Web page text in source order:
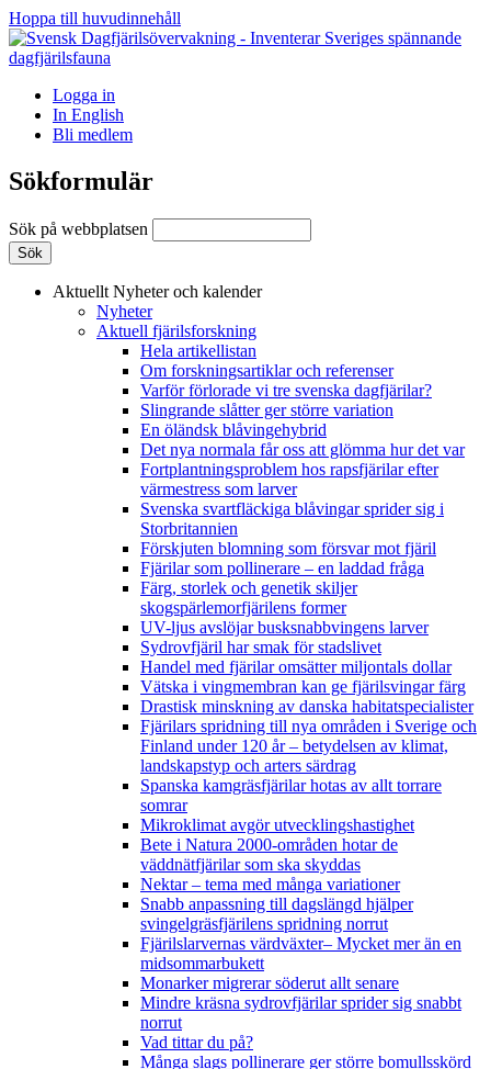
Hoppa till huvudinnehåll
Logga in
In English
Bli medlem
Sökformulär
Sök på webbplatsen
Aktuellt Nyheter och kalender
Nyheter
Aktuell fjärilsforskning
Hela artikellistan
Om forskningsartiklar och referenser
Varför förlorade vi tre svenska dagfjärilar?
Slingrande slåtter ger större variation
En öländsk blåvingehybrid
Det nya normala får oss att glömma hur det var
Fortplantningsproblem hos rapsfjärilar efter
värmestress som larver
Svenska svartfläckiga blåvingar sprider sig i
Storbritannien
Förskjuten blomning som försvar mot fjäril
Fjärilar som pollinerare – en laddad fråga
Färg, storlek och genetik skiljer
skogspärlemorfjärilens former
UV-ljus avslöjar busksnabbvingens larver
Sydrovfjäril har smak för stadslivet
Handel med fjärilar omsätter miljontals dollar
Vätska i vingmembran kan ge fjärilsvingar färg
Drastisk minskning av danska habitatspecialister
Fjärilars spridning till nya områden i Sverige och
Finland under 120 år– betydelsen av klimat,
landskapstyp och arters särdrag
Spanska kamgräsfjärilar hotas av allt torrare
somrar
Mikroklimat avgör utvecklingshastighet
Bete i Natura 2000-områden hotar de
väddnätfjärilar som ska skyddas
Nektar – tema med många variationer
Snabb anpassning till dagslängd hjälper
svingelgräsfjärilens spridning norrut
Fjärilslarvernas värdväxter– Mycket mer än en
midsommarbukett
Monarker migrerar söderut allt senare
Mindre kräsna sydrovfjärilar sprider sig snabbt
norrut
Vad tittar du på?
Många slags pollinerare ger större bomullsskörd